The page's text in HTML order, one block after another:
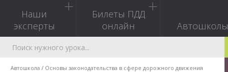
Наши
эксперты
Билеты ПДД
онлайн
Автошколы
Автошкола
Основы законодательства в сфере дорожного движения